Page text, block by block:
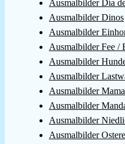
Ausmalbilder Día
Ausmalbilder Dinos
Ausmalbilder
Ausmalbilder Fee /
Ausmalbilder
Ausmalbilder
Ausmalbilder Mama
Ausmalbilder
Ausmalbilder
Ausmalbilder